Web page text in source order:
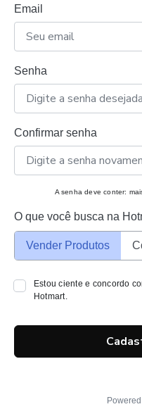
Email
Senha
Confirmar senha
A senha deve conter:
O que você busca na
Vender Produtos
Estou ciente e concordo
Hotmart.